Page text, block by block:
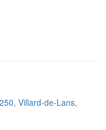
Villard-de-Lans,